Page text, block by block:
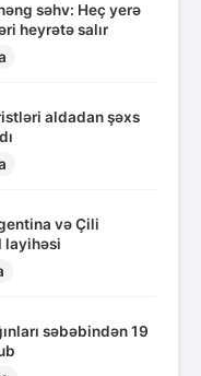
səhv: Heç yerə
heyrətə salır
aldadan şəxs
və Çili
layihəsi
səbəbindən 19